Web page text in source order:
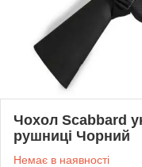
Чохол Scabbard
рушниці Чорний
Немає в наявності